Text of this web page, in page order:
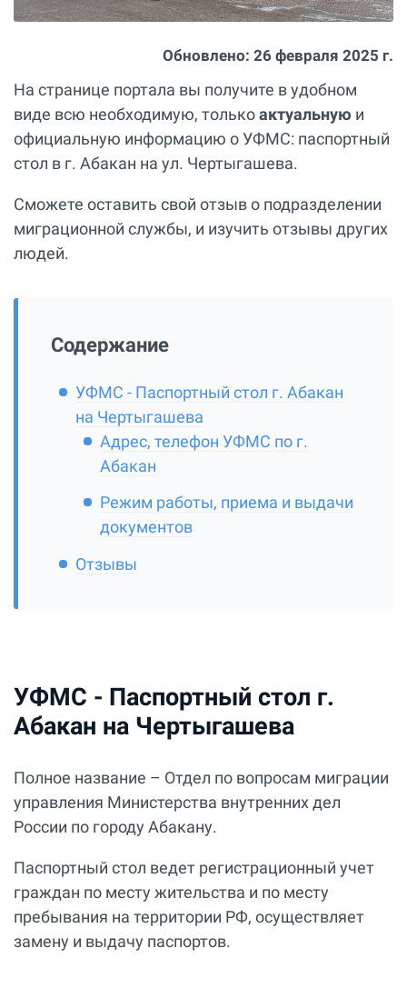
Обновлено: 26 февраля 2025 г.
На странице портала вы получите в удобном
виде всю необходимую, толькоактуальную и
официальную информацию о УФМС: паспортный
стол в г. Абакан на ул. Чертыгашева.
Сможете оставить свой отзыв о подразделении
миграционной службы, и изучить отзывы других
людей.
Содержание
УФМС - Паспортный стол г. Абакан
на Чертыгашева
Адрес, телефон УФМС по г.
Абакан
Режим работы, приема и выдачи
документов
Отзывы
УФМС - Паспортный стол г.
Абакан на Чертыгашева
Полное название – Отдел по вопросам миграции
управления Министерства внутренних дел
России по городу Абакану.
Паспортный стол ведет регистрационный учет
граждан по месту жительства и по месту
пребывания на территории РФ, осуществляет
замену и выдачу паспортов.